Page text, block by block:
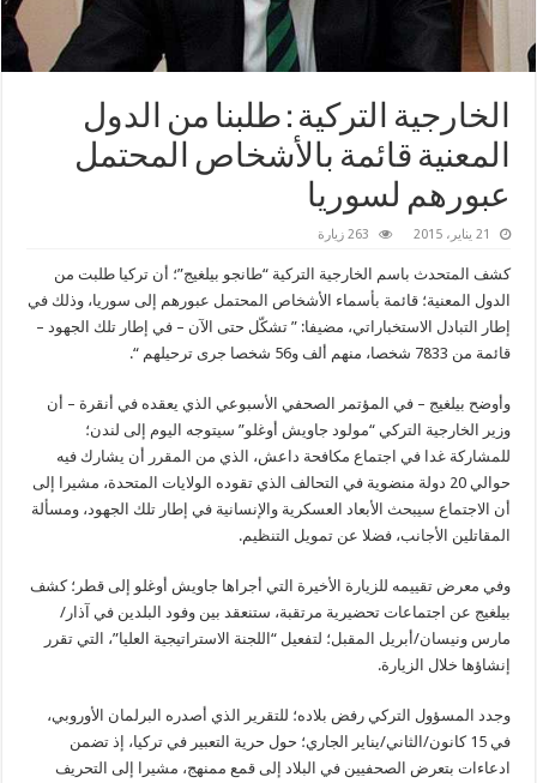
الخارجية التركية : طلبنا من الدول
المعنية قائمة بالأشخاص المحتمل
عبورهم لسوريا
21 يناير، 2015 263 زيارة
كشف المتحدث باسم الخارجية التركية “طانجو بيلغيج”؛ أن تركيا طلبت من
الدول المعنية؛ قائمة بأسماء الأشخاص المحتمل عبورهم إلى سوريا، وذلك في
إطار التبادل الاستخباراتي، مضيفا: ” تشكّل حتى الآن – في إطار تلك الجهود –
قائمة من 7833 شخصا، منهم ألف و56 شخصا جرى ترحيلهم “.
وأوضح بيلغيج – في المؤتمر الصحفي الأسبوعي الذي يعقده في أنقرة – أن
وزير الخارجية التركي “مولود جاويش أوغلو” سيتوجه اليوم إلى لندن؛
للمشاركة غدا في اجتماع مكافحة داعش، الذي من المقرر أن يشارك فيه
حوالي 20 دولة منضوية في التحالف الذي تقوده الولايات المتحدة، مشيرا إلى
أن الاجتماع سيبحث الأبعاد العسكرية والإنسانية في إطار تلك الجهود، ومسألة
المقاتلين الأجانب، فضلا عن تمويل التنظيم.
وفي معرض تقييمه للزيارة الأخيرة التي أجراها جاويش أوغلو إلى قطر؛ كشف
بيلغيج عن اجتماعات تحضيرية مرتقبة، ستنعقد بين وفود البلدين في آذار/
مارس ونيسان/أبريل المقبل؛ لتفعيل “اللجنة الاستراتيجية العليا”، التي تقرر
إنشاؤها خلال الزيارة.
وجدد المسؤول التركي رفض بلاده؛ للتقرير الذي أصدره البرلمان الأوروبي،
في 15 كانون/الثاني/يناير الجاري؛ حول حرية التعبير في تركيا، إذ تضمن
ادعاءات بتعرض الصحفيين في البلاد إلى قمع ممنهج، مشيرا إلى التحريف